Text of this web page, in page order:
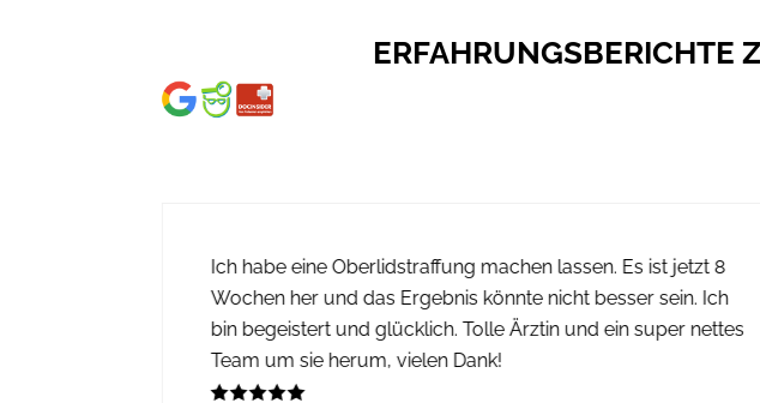
ERFAHRUNGSBERICHTE
Ich habe eine Oberlidstraffung machen lassen. Es ist jetzt 8
Wochen her und das Ergebnis könnte nicht besser sein. Ich
bin begeistert und glücklich. Tolle Ärztin und ein super nettes
Team um sie herum, vielen Dank!